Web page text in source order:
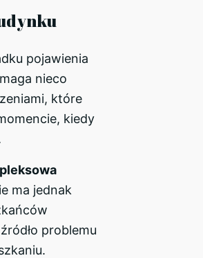
pojawienia
nieco
które
kiedy
ma jednak
problemu